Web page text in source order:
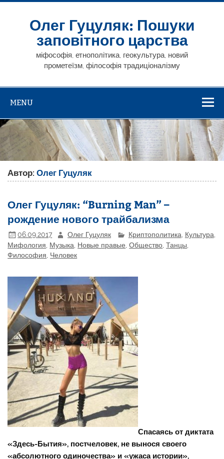
Skip
Олег Гуцуляк: Пошуки
заповітного царства
міфософія, етнополітика, геокультура, новий
прометеїзм, філософія традиціоналізму
MENU
Автор:Олег Гуцуляк
Олег Гуцуляк: “Burning Man” –
рождение нового трайбализма
06.09.2017 Олег Гуцуляк Криптополитика Культура
Мифология Музыка Новые правые ,Общество ,Танцы
Философия Человек
Спасаясь от диктата
«Здесь-Бытия», постчеловек, не вынося своего
«абсолютного одиночества» и «ужаса истории»,